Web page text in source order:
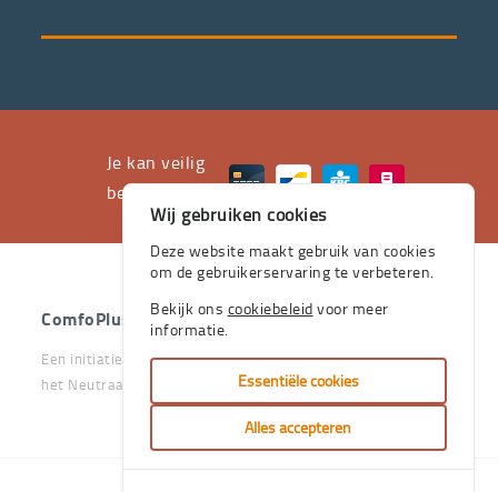
waarvan
huis
stevige
zijn.
Je kan veilig
betalen met
ComfoPlus - 2026 - Alle rechten voorbehouden.
Een initiatief van het Vlaams & Neutraal Ziekenfonds en van
het Neutraal Ziekenfonds Vlaanderen
Wij gebruiken cookies
Deze website maakt gebruik van cookies
om de gebruikerservaring te verbeteren.
Bekijk ons cookiebeleid voor meer
informatie.
Essentiële cookies
Alles accepteren